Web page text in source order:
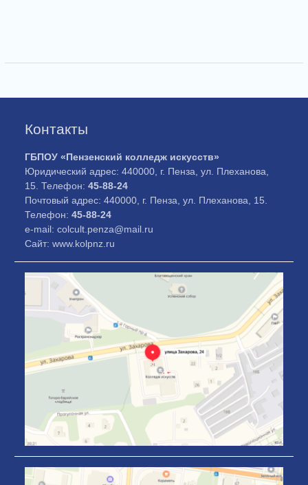
Контакты
ГБПОУ «Пензенский колледж искусств»
Юридический адрес: 440000, г. Пенза, ул. Плеханова,
15. Телефон:45-88-24
Почтовый адрес: 440000, г. Пенза, ул. Плеханова, 15.
Телефон:45-88-24
e-mail: colcult.penza@mail.ru
Сайт: www.kolpnz.ru